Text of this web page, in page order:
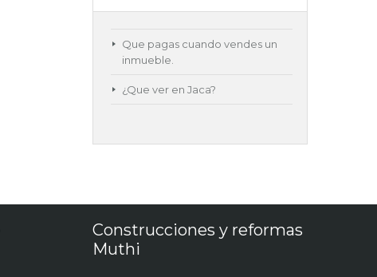
Que pagas cuando vendes un
inmueble.
¿Que ver en Jaca?
Construcciones y reformas
Muthi